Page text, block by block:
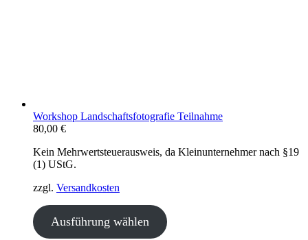
Workshop Landschaftsfotografie Teilnahme
80,00 €
Kein Mehrwertsteuerausweis, da Kleinunternehmer nach §19
(1) UStG.
zzgl. Versandkosten
Ausführung wählen